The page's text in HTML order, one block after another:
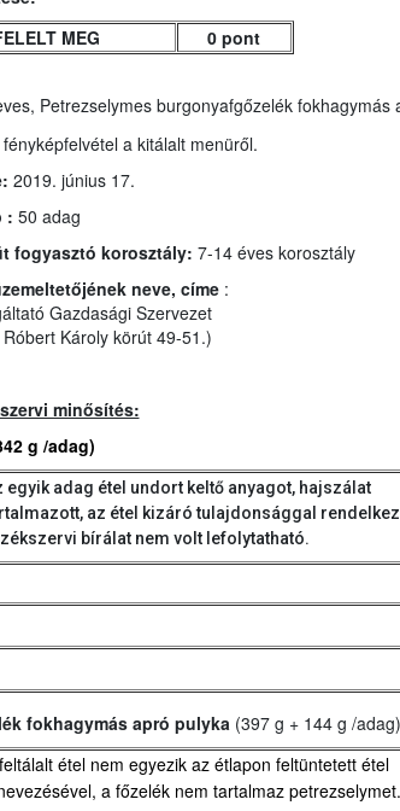
MEG
0 pont
Petrezselymes burgonyafgőzelék fokhagymás
a kitálalt menüről.
2019. június 17.
: 50 adag
fogyasztó korosztály: 7-14 éves korosztály
neve, címe :
Gazdasági Szervezet
Károly körút 49-51.)
minősítés:
g /adag)
egyik adag étel undort keltő anyagot, hajszálat
az étel kizáró tulajdonsággal
bírálat nem volt lefolytatható.
fokhagymás apró pulyka(397 g + 144 g /adag)
étel nem egyezik az étlapon feltüntetett étel
a főzelék nem tartalmaz petrezselymet.